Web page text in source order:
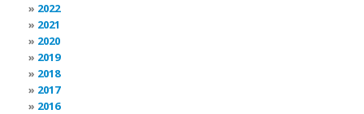
2022
2021
2020
2019
2018
2017
2016